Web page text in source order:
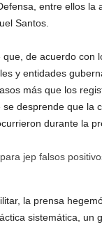
entre ellos
Santos.
que, de acuerdo
y entidades
más que los
desprende que la
durante la
la prensa
sistemática, un